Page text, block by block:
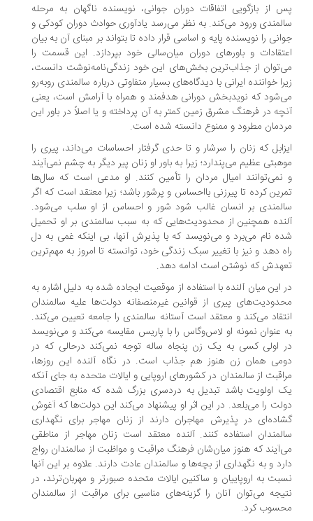
از بازگویی اتفاقات دوران جوانی، نویسنده ناگهان به مرحله
ورود می‌کند. به نظر می‌رسد یادآوری حوادث دوران کودکی و
را نویسنده پایه و اساسی قرار داده تا بتواند بر مبنای آن‌ به بیان
و باورهای دوران میان‌سالی خود بپردازد. این قسمت را
از جذاب‌ترین بخش‌های این خود‌ زندگی‌نامه‌نوشت دانست،
خواننده ایرانی با دیدگاه‌های بسیار متفاوتی درباره سالمندی روبه‌رو
که نویدبخش دورانی هدفمند و همراه با آرامش است، یعنی
در فرهنگ مشرق زمین کمتر به آن پرداخته و یا اصلاً در باور این
مطرود و ممنوع دانسته شده است.
که زنان را سرشار و تا حدی گرفتار احساسات می‌داند، پیری را
عظیم می‌پندارد؛ زیرا به باور او زنان پیر دیگر به چشم نمی‌آیند
امیال مردان را تأمین کنند. او مدعی است که سال‌ها
کرده تا پیرزنی بااحساس و پرشور باشد؛ زیرا معتقد است که اگر
بر انسان غالب شود شور و احساس از او سلب می‌شود.
همچنین از محدودیت‌هایی که به سبب سالمندی بر او تحمیل
نام می‌برد و می‌نویسد که با پذیرش آنها، بی‌ اینکه غمی به دل
دهد و نیز با تغییر سبک زندگی خود، توانسته تا امروز به مهم‌ترین
که نوشتن است ادامه دهد.
این میان آلنده با استفاده از موقعیت ایجاده شده به دلیل اشاره به
پیری از قوانین غیرمنصفانه دولت‌ها علیه سالمندان
می‌کند و معتقد است آستانه سالمندی را جامعه تعیین می‌کند.
عنوان نمونه او لاس‌وگاس را با پاریس مقایسه می‌کند و می‌نویسد
اولی کسی به یک زن پنجاه ساله توجه نمی‌کند درحالی که در
همان زن هنوز هم جذاب است. در نگاه آلنده این روزها،
از سالمندان در کشورهای اروپایی و ایالات متحده به جای آنکه
اولویت باشد تبدیل به دردسری بزرگ شده که منابع اقتصادی
را می‌بلعد. در این اثر او پیشنهاد می‌کند این دولت‌ها که آغوش
در پذیرش مهاجران دارند از زنان مهاجر برای نگهداری
استفاده کنند. آلنده معتقد است زنان مهاجر از مناطقی
که هنوز میان‌شان فرهنگ مراقبت و مواظبت از سالمندان رواج
و به نگهداری از بچه‌ها و سالمندان عادت دارند. علاوه بر این آنها
به اروپاییان و ساکنین ایالات متحده صبورتر و مهربان‌ترند، در
می‌توان آنان را گزینه‌های مناسبی برای مراقبت از سالمندان
کرد.